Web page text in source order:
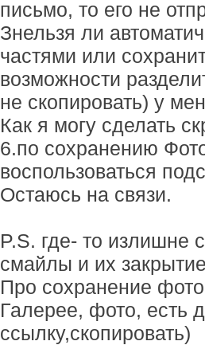
письмо, то его не
Знельзя ли
частями или
возможности
не скопировать) у
Как я могу сделать
6.по сохранению
воспользоваться
Остаюсь на связи.
P.S. где- то излишне
смайлы и их
Про сохранение
Галерее, фото, есть
ссылку,скопировать)